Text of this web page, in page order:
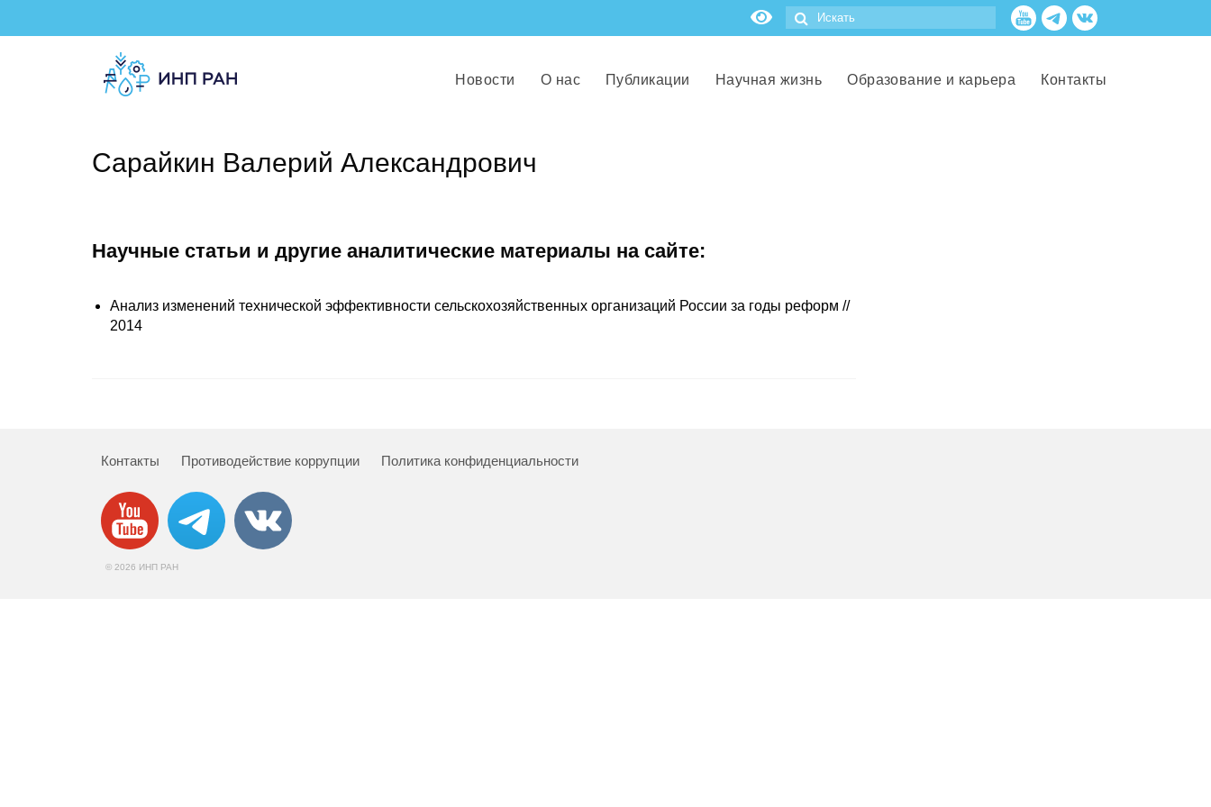
Новости О нас Публикации Научная жизнь Образование и карьера Контакты
Сарайкин Валерий Александрович
Научные статьи и другие аналитические материалы на сайте:
Анализ изменений технической эффективности сельскохозяйственных организаций России за годы реформ //
2014
Контакты Противодействие коррупции Политика конфиденциальности
© 2026 ИНП РАН